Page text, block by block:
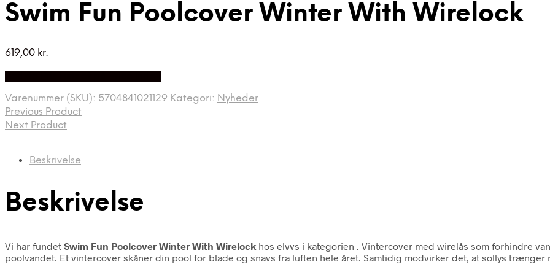
Swim Fun Poolcover Winter With Wirelock
619,00 kr.
Varenummer (SKU): 5704841021129 Kategori: Nyheder
Previous Product
Next Product
Beskrivelse
Beskrivelse
Vi har fundet Swim Fun Poolcover Winter With Wirelock hos elvvs i kategorien
. Vintercover med wirelås som forhindre
poolvandet. Et vintercover skåner din pool for blade og snavs fra luften hele året. Samtidig modvirker det, at sollys